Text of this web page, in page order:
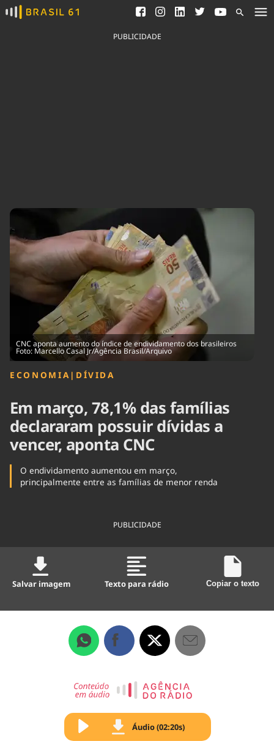
Ver todas as notícias
Saneamento
Indicadores
Agronegócios
Brasil
Brasil Mineral
Ciência &
Cinema
Comportamento
Cultura
Economia
Educação
Infraestrutura
Internacional
Meio Ambiente
Podcast
Política
Saúde
Tempo
PUBLICIDADE
CNC aponta aumento do índice de endividamento dos brasileiros
Foto: Marcello Casal Jr/Agência Brasil/Arquivo
ECONOMIA | DÍVIDA
Em março, 78,1% das famílias
declararam possuir dívidas a
vencer, aponta CNC
O endividamento aumentou em março,
principalmente entre as famílias de menor renda
PUBLICIDADE
Salvar imagem Texto para rádio Copiar o texto
Áudio (02:20s)